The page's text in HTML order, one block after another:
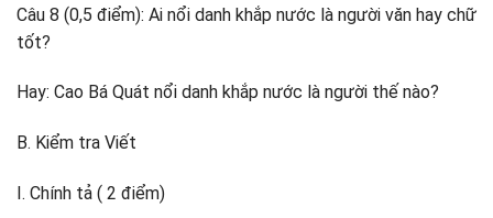
Câu 8 (0,5 điểm): Ai nổi danh khắp nước là người văn hay chữ
tốt?
Hay: Cao Bá Quát nổi danh khắp nước là người thế nào?
B. Kiểm tra Viết
I. Chính tả ( 2 điểm)